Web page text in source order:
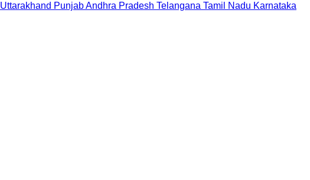
Uttarakhand PunjabAndhra Pradesh Telangana Tamil Nadu Karnataka